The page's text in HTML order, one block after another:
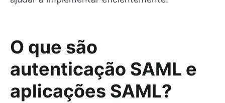
O que são
autenticação SAML e
aplicações SAML?